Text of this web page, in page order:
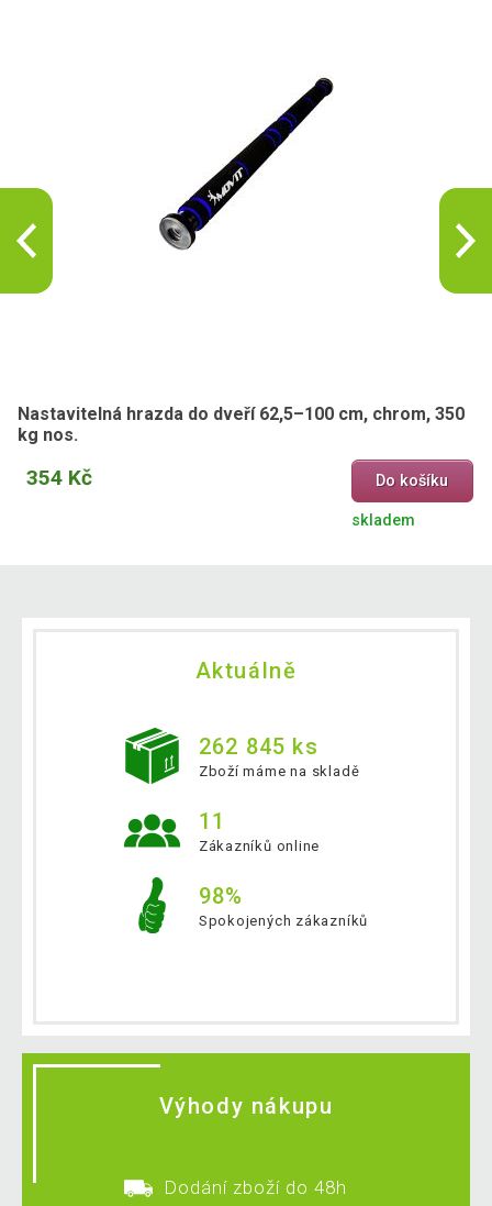
Nastavitelná hrazda do dveří 62,5–100 cm, chrom, 350
kg nos.
354 Kč Do košíku
skladem
Aktuálně
262 845 ks
Zboží máme na skladě
11
Zákazníků online
98%
Spokojených zákazníků
Výhody nákupu
Dodání zboží do 48h